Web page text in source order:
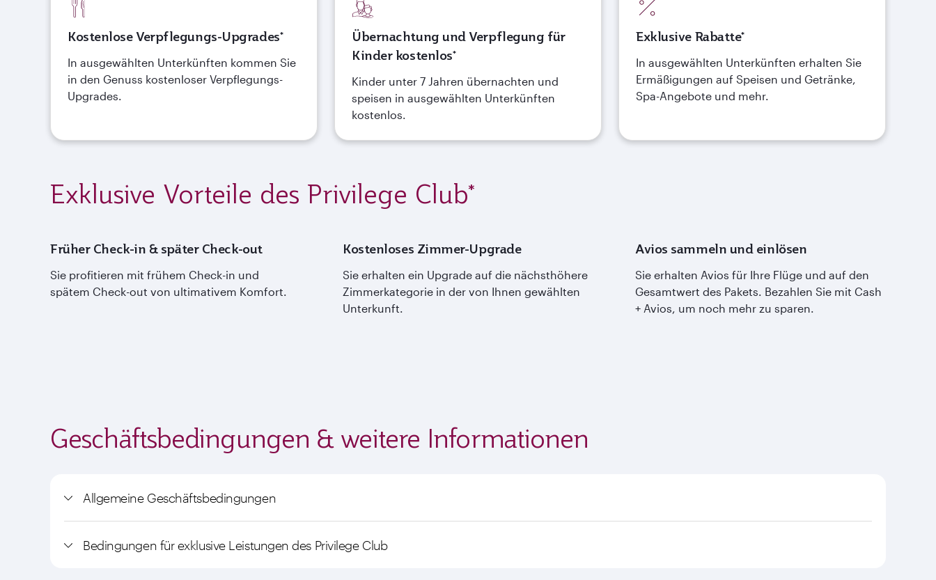
Kostenlose Verpflegungs-Upgrades*
In ausgewählten Unterkünften kommen Sie
in den Genuss kostenloser Verpflegungs-
Upgrades.
Übernachtung und Verpflegung für
Kinder kostenlos*
Kinder unter 7 Jahren übernachten und
speisen in ausgewählten Unterkünften
kostenlos.
Exklusive Rabatte*
In ausgewählten Unterkünften erhalten Sie
Ermäßigungen auf Speisen und Getränke,
Spa-Angebote und mehr.
Exklusive Vorteile des Privilege Club*
Früher Check-in & später Check-out
Sie profitieren mit frühem Check-in und
spätem Check-out von ultimativem Komfort.
Kostenloses Zimmer-Upgrade
Sie erhalten ein Upgrade auf die nächsthöhere
Zimmerkategorie in der von Ihnen gewählten
Unterkunft.
Avios sammeln und einlösen
Sie erhalten Avios für Ihre Flüge und auf den
Gesamtwert des Pakets. Bezahlen Sie mit Cash
+ Avios, um noch mehr zu sparen.
Geschäftsbedingungen & weitere Informationen
Allgemeine Geschäftsbedingungen
Bedingungen für exklusive Leistungen des Privilege Club